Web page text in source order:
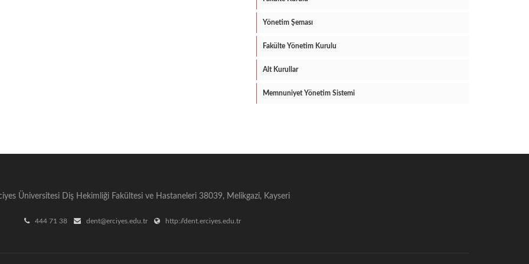
Yönetim Şeması
Fakülte Yönetim Kurulu
Alt Kurullar
Memnuniyet Yönetim Sistemi
Üniversitesi Diş Hekimliği Fakültesi ve Hastaneleri 38039, Melikgazi, Kayseri
444 71 38 dent@erciyes.edu.tr http://dent.erciyes.edu.tr